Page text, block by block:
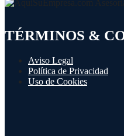
TÉRMINOS &
Aviso Legal
Política de Privacidad
Uso de Cookies